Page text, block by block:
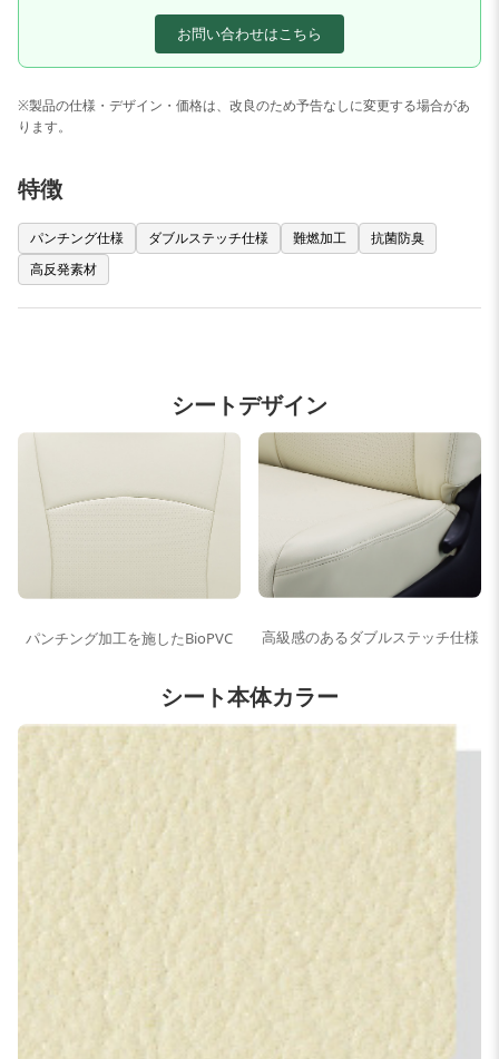
お問い合わせはこちら
※製品の仕様・デザイン・価格は、改良のため予告なしに変更する場合があ
ります。
特徴
パンチング仕様 ダブルステッチ仕様 難燃加工
抗菌防臭
高反発素材
シートデザイン
パンチング加工を施したBioPVC 高級感のあるダブルステッチ仕様
シート本体カラー